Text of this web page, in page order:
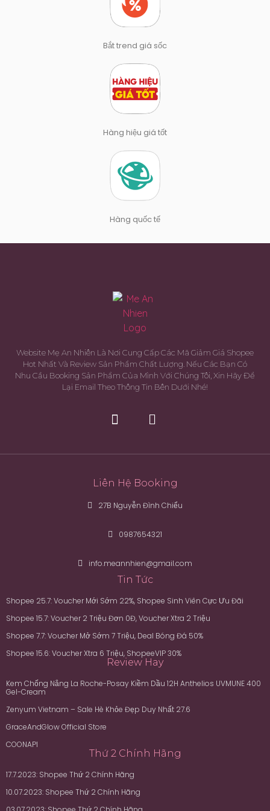
Bắt trend giá sốc
Hàng hiệu giá tốt
Hàng quốc tế
Website Mẹ An Nhiên Là Nơi Cung Cấp Các Mã Giảm Giá Shopee
Hot Nhất Và Review Sản Phẩm Chất Lượng. Nếu Các Bạn Có
Nhu Cầu Booking Sản Phẩm Của Mình Với Chúng Tôi, Xin Hãy Để
Lại Email Theo Thông Tin Bên Dưới Nhé!
Liên Hệ Booking
27B Nguyễn Đình Chiểu
0987654321
info.meannhien@gmail.com
Tin Tức
Shopee 25.7: Voucher Mới Sớm 22%, Shopee Sinh Viên Cực Ưu Đãi
Shopee 15.7: Voucher 2 Triệu Đơn 0Đ, Voucher Xtra 2 Triệu
Shopee 7.7: Voucher Mở Sớm 7 Triệu, Deal Bóng Đá 50%
Shopee 15.6: Voucher Xtra 6 Triệu, ShopeeVIP 30%
Review Hay
Kem Chống Nắng La Roche-Posay Kiềm Dầu 12H Anthelios UVMUNE 400
Gel-Cream
Zenyum Vietnam – Sale Hè Khỏe Đẹp Duy Nhất 27.6
GraceAndGlow Official Store
COONAPI
Thứ 2 Chính Hãng
17.7.2023: Shopee Thứ 2 Chính Hãng
10.07.2023: Shopee Thứ 2 Chính Hãng